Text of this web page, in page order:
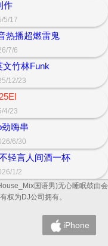
作
5/17
热播超燃雷鬼
7/6
竹林Funk
12/23
4/23
嗨串
6/30
轻言人间酒一杯
1/2
国语男)无心睡眠鼓由会
权为DJ公司拥有。
iPhone